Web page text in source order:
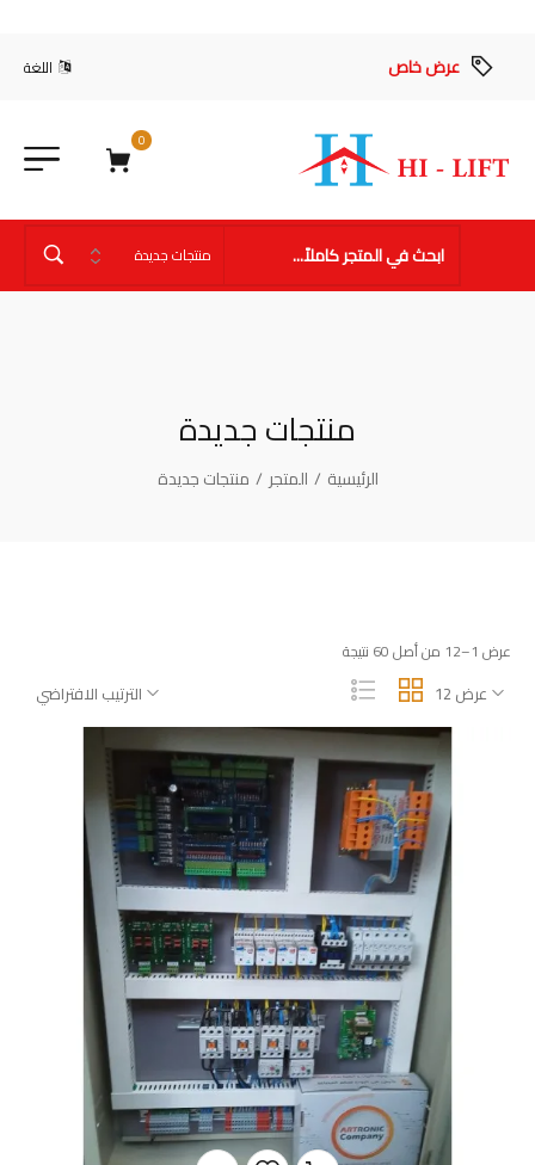
عرض خاص اللغة
0
منتجات جديدة
الرئيسية / المتجر / منتجات جديدة
عرض 1–12 من أصل 60 نتيجة
عرض 12 الترتيب الافتراضي